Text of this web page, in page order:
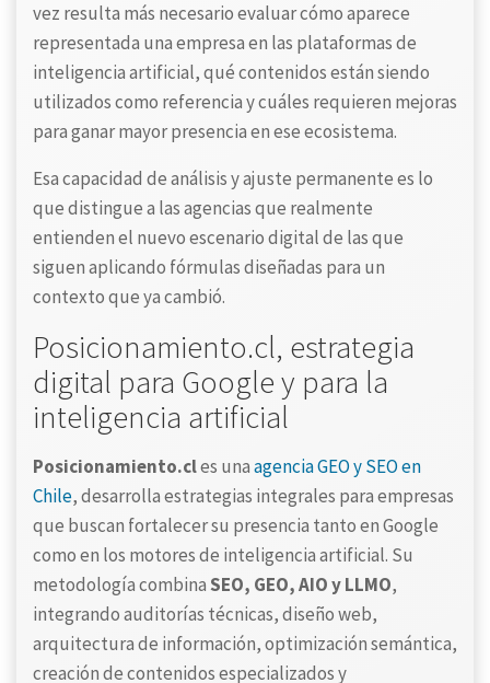
vez resulta más necesario evaluar cómo aparece
representada una empresa en las plataformas de
inteligencia artificial, qué contenidos están siendo
utilizados como referencia y cuáles requieren mejoras
para ganar mayor presencia en ese ecosistema.
Esa capacidad de análisis y ajuste permanente es lo
que distingue a las agencias que realmente
entienden el nuevo escenario digital de las que
siguen aplicando fórmulas diseñadas para un
contexto que ya cambió.
Posicionamiento.cl, estrategia
digital para Google y para la
inteligencia artificial
Posicionamiento.cles unaagencia GEO y SEO en
Chile, desarrolla estrategias integrales para empresas
que buscan fortalecer su presencia tanto en Google
como en los motores de inteligencia artificial. Su
metodología combinaSEO, GEO, AIO y LLMO,
integrando auditorías técnicas, diseño web,
arquitectura de información, optimización semántica,
creación de contenidos especializados y